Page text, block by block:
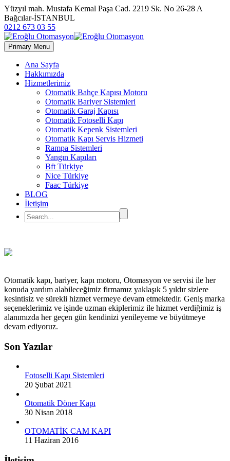
Yüzyıl mah. Mustafa Kemal Paşa Cad. 2219 Sk. No 26-28 A
Bağcılar-İSTANBUL
0212 673 03 55
Primary Menu
Ana Sayfa
Hakkımızda
Hizmetlerimiz
Otomatik Bahçe Kapısı Motoru
Otomatik Bariyer Sistemleri
Otomatik Garaj Kapısı
Otomatik Fotoselli Kapı
Otomatik Kepenk Sistemleri
Otomatik Kapı Servis Hizmeti
Rampa Sistemleri
Yangın Kapıları
Bft Türkiye
Nice Türkiye
Faac Türkiye
BLOG
İletişim
Otomatik kapı, bariyer, kapı motoru, Otomasyon ve servisi ile her
konuda yardım alabileceğimiz firmamız yaklaşık 5 yıldır sizlere
kesintisiz ve sürekli hizmet vermeye devam etmektedir. Geniş marka
seçeneklerimiz ve işinde uzman ekiplerimiz ile hizmet verdiğimiz iş
alanımızda her geçen gün kendinizi yenileyeme ve büyütmeye
devam ediyoruz.
Son Yazılar
Fotoselli Kapı Sistemleri
20 Şubat 2021
Otomatik Döner Kapı
30 Nisan 2018
OTOMATİK CAM KAPI
11 Haziran 2016